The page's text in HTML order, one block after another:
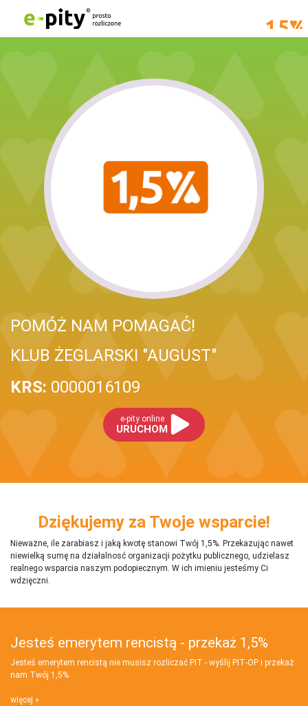
POMÓŻ NAM POMAGAĆ!
KLUB ŻEGLARSKI "AUGUST"
KRS: 0000016109
e-pity online
URUCHOM
Dziękujemy za Twoje wsparcie!
Nieważne, ile zarabiasz i jaką kwotę stanowi Twój 1,5%. Przekazując nawet
niewielką sumę na działalnosć organizacji pożytku publicznego, udzielasz
realnego wsparcia naszym podopiecznym. W ich imieniu jesteśmy Ci
wdzięczni.
Jesteś emerytem rencistą - przekaż 1,5%
Jesteś emerytem rencistą nie musisz rozliczać PIT - wyślij PIT‑OP i przekaż
nam Twój 1,5%
więcej